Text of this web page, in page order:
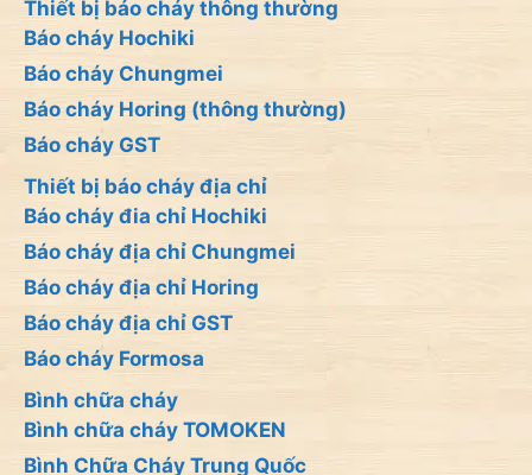
Thiết bị báo cháy thông thường
Báo cháy Hochiki
Báo cháy Chungmei
Báo cháy Horing (thông thường)
Báo cháy GST
Thiết bị báo cháy địa chỉ
Báo cháy đia chỉ Hochiki
Báo cháy địa chỉ Chungmei
Báo cháy địa chỉ Horing
Báo cháy địa chỉ GST
Báo cháy Formosa
Bình chữa cháy
Bình chữa cháy TOMOKEN
Bình Chữa Cháy Trung Quốc